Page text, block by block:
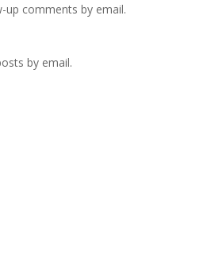
comments by email.
by email.